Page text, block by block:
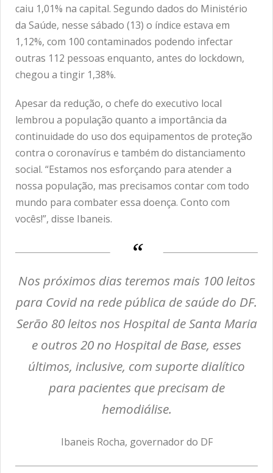
caiu 1,01% na capital. Segundo dados do Ministério
da Saúde, nesse sábado (13) o índice estava em
1,12%, com 100 contaminados podendo infectar
outras 112 pessoas enquanto, antes do lockdown,
chegou a tingir 1,38%.
Apesar da redução, o chefe do executivo local
lembrou a população quanto a importância da
continuidade do uso dos equipamentos de proteção
contra o coronavírus e também do distanciamento
social. “Estamos nos esforçando para atender a
nossa população, mas precisamos contar com todo
mundo para combater essa doença. Conto com
vocês!”, disse Ibaneis.
Nos próximos dias teremos mais 100 leitos
para Covid na rede pública de saúde do DF.
Serão 80 leitos nos Hospital de Santa Maria
e outros 20 no Hospital de Base, esses
últimos, inclusive, com suporte dialítico
para pacientes que precisam de
hemodiálise.
Ibaneis Rocha, governador do DF